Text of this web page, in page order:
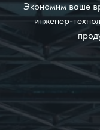
Экономим ваше
инженер-